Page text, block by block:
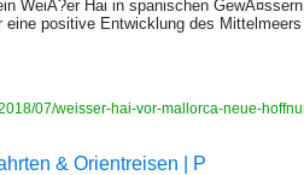
WeiÃ?er Hai in spanischen
positive Entwicklung des Mittelmeers
07/weisser-hai-vor-mallorca-neue-
& Orientreisen | P